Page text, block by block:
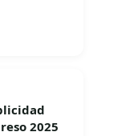
2025